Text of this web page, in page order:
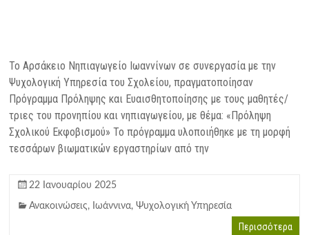
Το Αρσάκειο Νηπιαγωγείο Ιωαννίνων σε συνεργασία με την
Ψυχολογική Υπηρεσία του Σχολείου, πραγματοποίησαν
Πρόγραμμα Πρόληψης και Ευαισθητοποίησης με τους μαθητές/
τριες του προνηπίου και νηπιαγωγείου, με θέμα: «Πρόληψη
Σχολικού Εκφοβισμού» Το πρόγραμμα υλοποιήθηκε με τη μορφή
τεσσάρων βιωματικών εργαστηρίων από την
22 Ιανουαρίου 2025
Ανακοινώσεις, Ιωάννινα,Ψυχολογική Υπηρεσία
Περισσότερα